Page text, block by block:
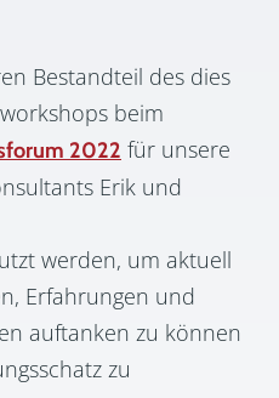
Bestandteil des dies
beim
2022 für unsere
Erik und
werden, um aktuell
Erfahrungen und
auftanken zu können
zu